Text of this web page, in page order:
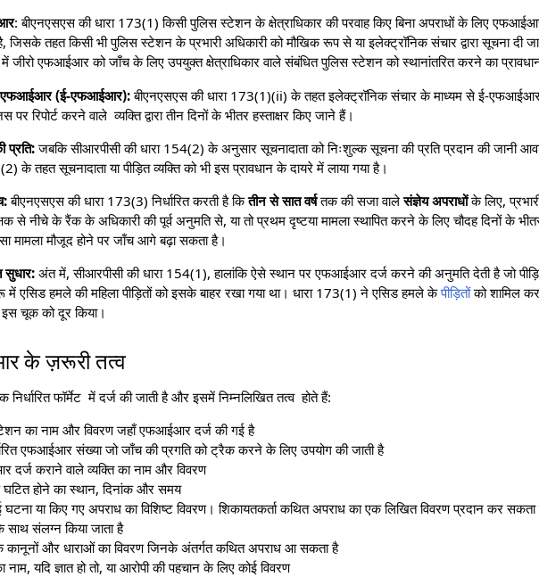
: बीएनएसएस की धारा 173(1) किसी पुलिस स्टेशन के क्षेत्राधिकार की परवाह किए बिना अपराधों के लिए
जिसके तहत किसी भी पुलिस स्टेशन के प्रभारी अधिकारी को मौखिक रूप से या इलेक्ट्रॉनिक संचार द्वारा सूचना दी
जीरो एफआईआर को जाँच के लिए उपयुक्त क्षेत्राधिकार वाले संबंधित पुलिस स्टेशन को स्थानांतरित करने का
एफआईआर (ई-एफआईआर):बीएनएसएस की धारा 173(1)(ii) के तहत इलेक्ट्रॉनिक संचार के माध्यम से ई-एफआईआर
पर रिपोर्ट करने वाले व्यक्ति द्वारा तीन दिनों के भीतर हस्ताक्षर किए जाने हैं।
जबकि सीआरपीसी की धारा 154(2) के अनुसार सूचनादाता को निःशुल्क सूचना की प्रति प्रदान की जानी
के तहत सूचनादाता या पीड़ित व्यक्ति को भी इस प्रावधान के दायरे में लाया गया है।
बीएनएसएस की धारा 173(3) निर्धारित करती है कितीन से सात वर्षतक की सजा वालेसंज्ञेय अपराधोंके लिए,
से नीचे के रैंक के अधिकारी की पूर्व अनुमति से, या तो प्रथम दृष्टया मामला स्थापित करने के लिए चौदह दिनों के
मामला मौजूद होने पर जाँच आगे बढ़ा सकता है।
सुधार:अंत में, सीआरपीसी की धारा 154(1), हालांकि ऐसे स्थान पर एफआईआर दर्ज करने की अनुमति देती है जो
में एसिड हमले की महिला पीड़ितों को इसके बाहर रखा गया था। धारा 173(1) ने एसिड हमले केपीड़ितोंको शामिल
चूक को दूर किया।
के ज़रूरी तत्व
फॉर्मेट में दर्ज की जाती है और इसमें निम्नलिखित तत्व होते हैं:
का नाम और विवरण जहाँ एफआईआर दर्ज की गई है
एफआईआर संख्या जो जाँच की प्रगति को ट्रैक करने के लिए उपयोग की जाती है
कराने वाले व्यक्ति का नाम और विवरण
होने का स्थान, दिनांक और समय
घटना या किए गए अपराध का विशिष्ट विवरण। शिकायतकर्ता कथित अपराध का एक लिखित विवरण प्रदान कर
साथ संलग्न किया जाता है
कानूनों और धाराओं का विवरण जिनके अंतर्गत कथित अपराध आ सकता है
नाम, यदि ज्ञात हो तो, या आरोपी की पहचान के लिए कोई विवरण